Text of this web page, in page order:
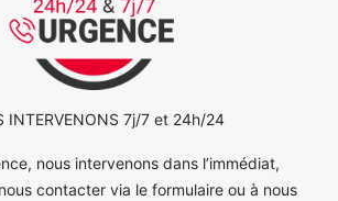
INTERVENONS 7j/7 et 24h/24
nous intervenons dans l’immédiat,
contacter via le formulaire ou à nous